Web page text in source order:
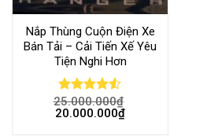
Nắp Thùng Cuộn Điện Xe
Bán Tải – Cải Tiến Xế Yêu
Tiện Nghi Hơn
Rated4.53
out of 5
25.000.000₫
20.000.000₫